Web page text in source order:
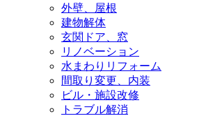
外壁、屋根
建物解体
玄関ドア、窓
リノベーション
水まわりリフォーム
間取り変更、内装
ビル・施設改修
トラブル解消